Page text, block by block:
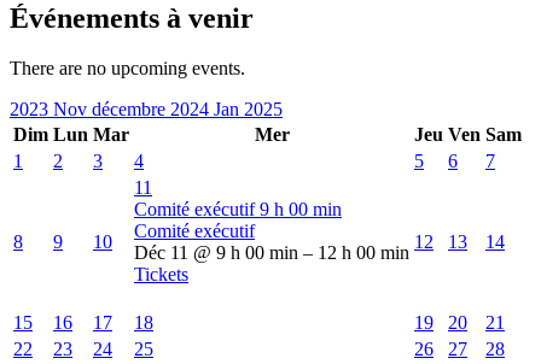
Événements à venir
There are no upcoming events.
2023 Nov décembre 2024 Jan 2025
Dim Lun Mar Mer Jeu Ven Sam
1
2 3 4 5 6 7
8 9 10
11
Comité exécutif9 h 00 min
Comité exécutif
Déc 11 @ 9 h 00 min – 12 h 00 min
Tickets
12 13 14
15 16 17 18 19 20
21
22
23 24 25 26 27
28